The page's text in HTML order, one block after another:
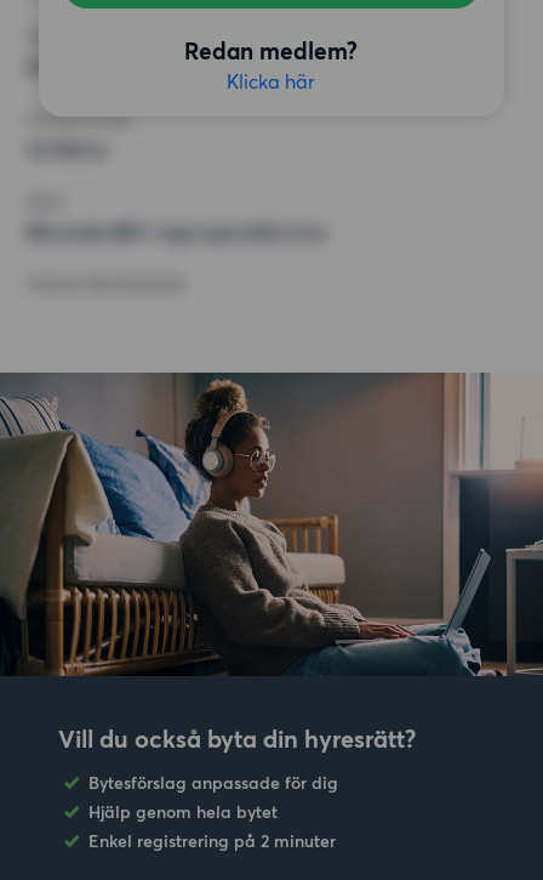
Redan medlem?
Klicka här
MINST ANTAL KVADRATMETER
HÖGSTA HYRA
Vill du också byta din hyresrätt?
Bytesförslag anpassade för dig
Hjälp genom hela bytet
Enkel registrering på 2 minuter